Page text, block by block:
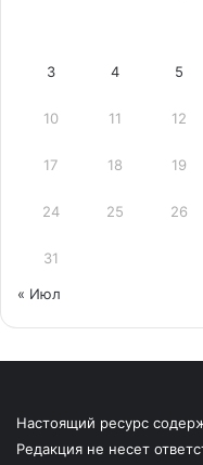
3 4 5
10 11 12
17 18 19
24 25 26
31
« Июл
Настоящий ресурс
Редакция не несет